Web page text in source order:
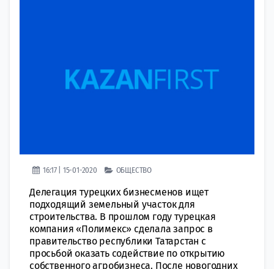
16:17 | 15-01-2020 ОБЩЕСТВО
Делегация турецких бизнесменов ищет
подходящий земельный участок для
строительства. В прошлом году турецкая
компания «Полимекс» сделала запрос в
правительство республики Татарстан с
просьбой оказать содействие по открытию
собственного агробизнеса. После новогодних